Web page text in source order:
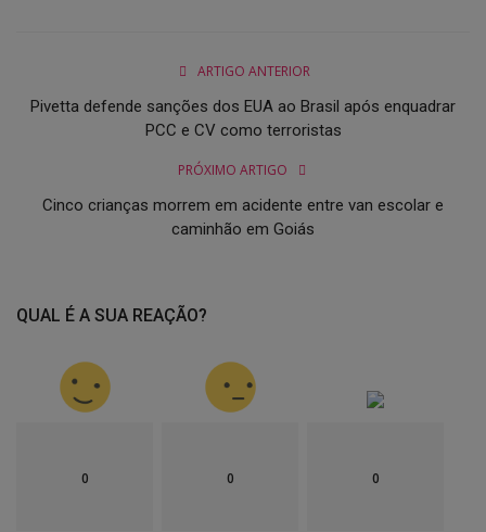
ARTIGO ANTERIOR
Pivetta defende sanções dos EUA ao Brasil após enquadrar
PCC e CV como terroristas
PRÓXIMO ARTIGO
Cinco crianças morrem em acidente entre van escolar e
caminhão em Goiás
QUAL É A SUA REAÇÃO?
0 0 0